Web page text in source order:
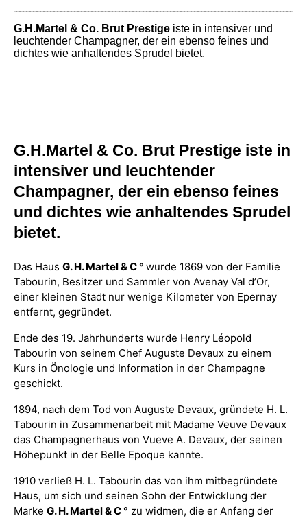
G.H.Martel & Co. Brut Prestige iste in intensiver und
leuchtender Champagner, der ein ebenso feines und
dichtes wie anhaltendes Sprudel bietet.
G.H.Martel & Co. Brut Prestige iste in
intensiver und leuchtender
Champagner, der ein ebenso feines
und dichtes wie anhaltendes Sprudel
bietet.
Das Haus G. H. Martel & C ° wurde 1869 von der Familie
Tabourin, Besitzer und Sammler von Avenay Val d’Or,
einer kleinen Stadt nur wenige Kilometer von Epernay
entfernt, gegründet.
Ende des 19. Jahrhunderts wurde Henry Léopold
Tabourin von seinem Chef Auguste Devaux zu einem
Kurs in Önologie und Information in der Champagne
geschickt.
1894, nach dem Tod von Auguste Devaux, gründete H. L.
Tabourin in Zusammenarbeit mit Madame Veuve Devaux
das Champagnerhaus von Vueve A. Devaux, der seinen
Höhepunkt in der Belle Epoque kannte.
1910 verließ H. L. Tabourin das von ihm mitbegründete
Haus, um sich und seinen Sohn der Entwicklung der
Marke G. H. Martel & C ° zu widmen, die er Anfang der